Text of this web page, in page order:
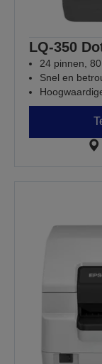
LQ-350
24 pinnen,
Snel en